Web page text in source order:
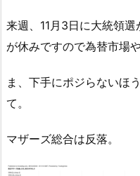
来週、11月3日に大統領
が休みですので為替市場
ま、下手にポジらないほ
て。
マザーズ総合は反落。